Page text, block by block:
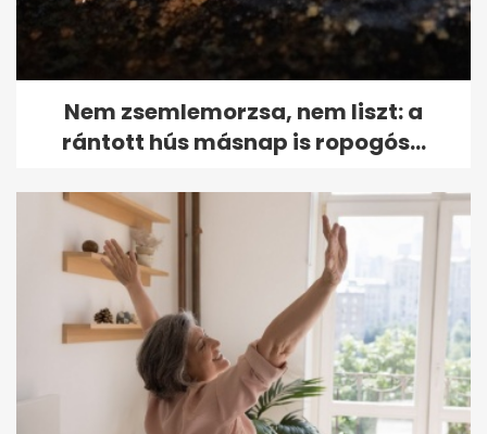
Nem zsemlemorzsa, nem liszt: a
rántott hús másnap is ropogós...